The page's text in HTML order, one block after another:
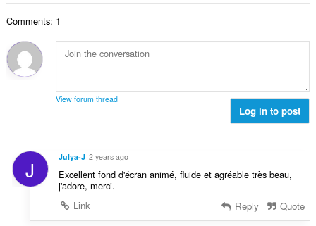
Comments: 1
View forum thread
Log in to post
J Julya-J 2 years ago
Excellent fond d'écran animé, fluide et agréable très beau,
j'adore, merci.
Link
Reply Quote